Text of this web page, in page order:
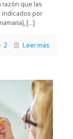
razón que las
indicados por
[…]
2 Leer más